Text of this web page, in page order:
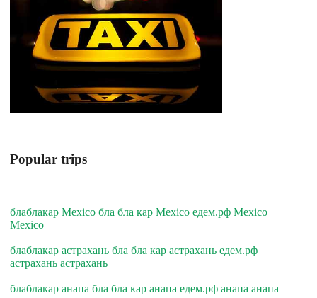
Popular trips
блаблакар Mexico бла бла кар Mexico едем.рф Mexico
Mexico
блаблакар астрахань бла бла кар астрахань едем.рф
астрахань астрахань
блаблакар анапа бла бла кар анапа едем.рф анапа анапа